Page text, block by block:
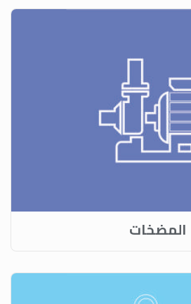
المضخات